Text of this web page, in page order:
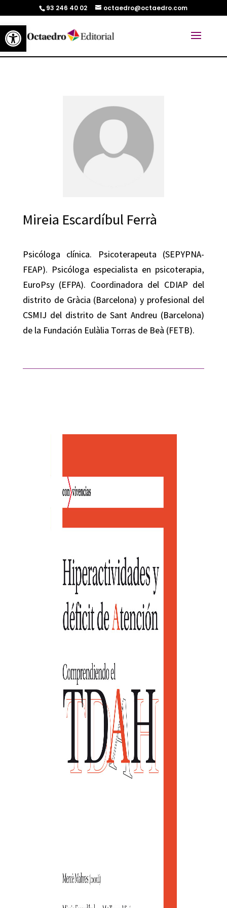
Abrir barra de herramientas
93 246 40 02 octaedro@octaedro.com
Mireia Escardíbul Ferrà
Psicóloga clínica. Psicoterapeuta (SEPYPNA-
FEAP). Psicóloga especialista en psicoterapia,
EuroPsy (EFPA). Coordinadora del CDIAP del
distrito de Gràcia (Barcelona) y profesional del
CSMIJ del distrito de Sant Andreu (Barcelona)
de la Fundación Eulàlia Torras de Beà (FETB).